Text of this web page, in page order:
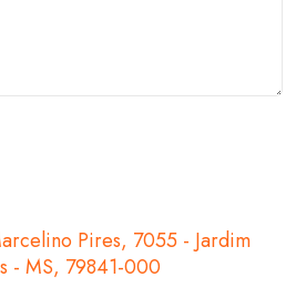
Pires, 7055 - Jardim
- MS, 79841-000